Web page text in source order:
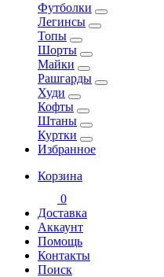
Футболки
Легинсы
Топы
Шорты
Майки
Рашгарды
Худи
Кофты
Штаны
Куртки
Избранное
Корзина
0
Доставка
Аккаунт
Помощь
Контакты
Поиск